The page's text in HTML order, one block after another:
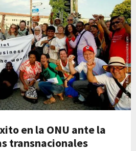
en la ONU ante la
transnacionales